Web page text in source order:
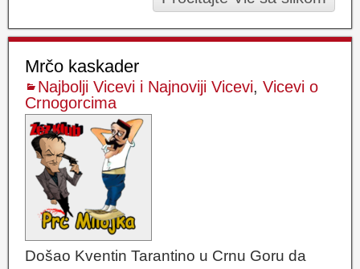
Mrčo kaskader
Najbolji Vicevi i Najnoviji Vicevi, Vicevi o
Crnogorcima
Došao Kventin Tarantino u Crnu Goru da